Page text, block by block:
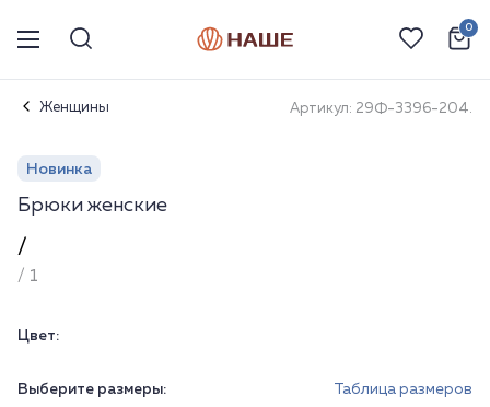
0
Женщины Артикул: 29Ф-3396-204.
Новинка
Брюки женские
/
/ 1
Цвет:
Выберите размеры: Таблица размеров